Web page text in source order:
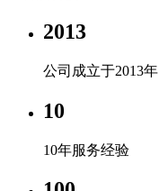
2013
公司成立于2013年
10
10年服务经验